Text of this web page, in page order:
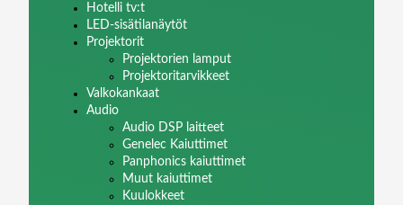
Hotelli tv:t
LED-sisätilanäytöt
Projektorit
Projektorien lamput
Projektoritarvikkeet
Valkokankaat
Audio
Audio DSP laitteet
Genelec Kaiuttimet
Panphonics kaiuttimet
Muut kaiuttimet
Kuulokkeet